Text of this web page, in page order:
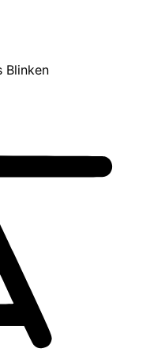
Blinken